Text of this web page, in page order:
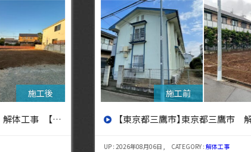
】 【東京都三鷹市】東京都三鷹市 解体工事【東京・埼玉・神奈川の解体工事なら東央建設へ】
UP : 2026年08月06日 , CATEGORY : 解体工事